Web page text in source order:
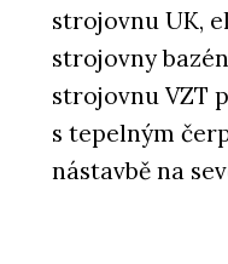
strojovnu UK,
strojovny
strojovnu VZT
s tepelným
nástavbě na